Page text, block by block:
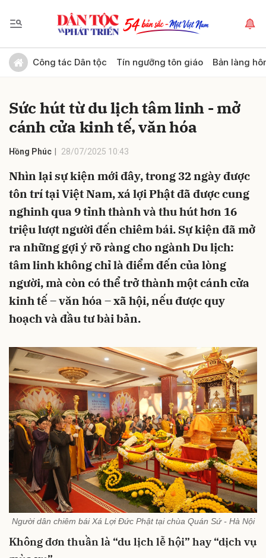
Công tác Dân tộc Tín ngưỡng tôn giáo Bản làng
Sức hút từ du lịch tâm linh - mở
cánh cửa kinh tế, văn hóa
Hồng Phúc 28/07/2025 10:43
Nhìn lại sự kiện mới đây, trong 32 ngày được
tôn trí tại Việt Nam, xá lợi Phật đã được cung
nghinh qua 9 tỉnh thành và thu hút hơn 16
triệu lượt người đến chiêm bái. Sự kiện đã mở
ra những gợi ý rõ ràng cho ngành Du lịch:
tâm linh không chỉ là điểm đến của lòng
người, mà còn có thể trở thành một cánh cửa
kinh tế – văn hóa – xã hội, nếu được quy
hoạch và đầu tư bài bản.
Người dân chiêm bái Xá Lợi Đức Phật tại chùa Quán Sứ - Hà Nội
Không đơn thuần là “du lịch lễ hội” hay “dịch vụ
Gửi bình luận
Hủy Gửi